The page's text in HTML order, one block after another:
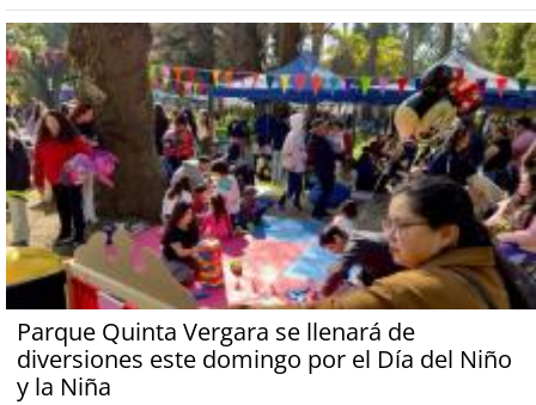
Parque Quinta Vergara se llenará de
diversiones este domingo por el Día del Niño
y la Niña